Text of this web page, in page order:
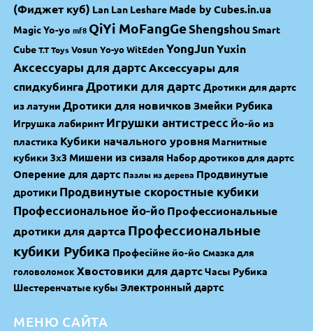
(Фиджет куб) Lan Lan Leshare Made by Cubes.in.ua
Magic Yo-yo mf8 QiYi MoFangGeShengshou Smart
Cube T.T Toys Vosun Yo-yoWitEden YongJun Yuxin
Аксессуары для дартс Аксессуары для
спидкубинга Дротики для дартс Дротики для дартс
из латуни Дротики для новичков Змейки Рубика
Игрушка лабиринт Игрушки антистресс Йо-йо из
пластика Кубики начального уровня Магнитные
кубики 3х3 Мишени из сизаля Набор дротиков для дартс
Оперение для дартс Пазлы из дерева Продвинутые
дротики Продвинутые скоростные кубики
Профессиональное йо-йоПрофессиональные
дротики для дартса Профессиональные
кубики Рубика Професійне йо-йо Смазка для
головоломокХвостовики для дартсЧасы Рубика
Шестеренчатые кубы Электронный дартс
МЕНЮ САЙТА